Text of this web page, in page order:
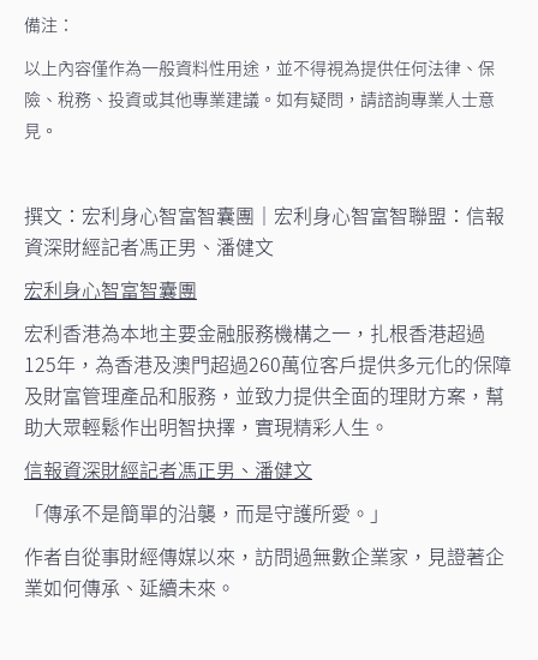
備注：
以上內容僅作為一般資料性用途，並不得視為提供任何法律、保
險、稅務、投資或其他專業建議。如有疑問，請諮詢專業人士意
見。
撰文：宏利身心智富智囊團｜宏利身心智富智聯盟：信報
資深財經記者馮正男、潘健文
宏利身心智富智囊團
宏利香港為本地主要金融服務機構之一，扎根香港超過
125年，為香港及澳門超過260萬位客戶提供多元化的保障
及財富管理產品和服務，並致力提供全面的理財方案，幫
助大眾輕鬆作出明智抉擇，實現精彩人生。
信報資深財經記者馮正男、潘健文
「傳承不是簡單的沿襲，而是守護所愛。」
作者自從事財經傳媒以來，訪問過無數企業家，見證著企
業如何傳承、延續未來。